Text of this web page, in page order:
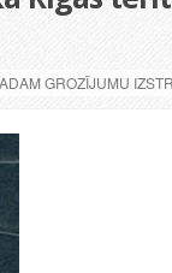
GROZĪJUMU